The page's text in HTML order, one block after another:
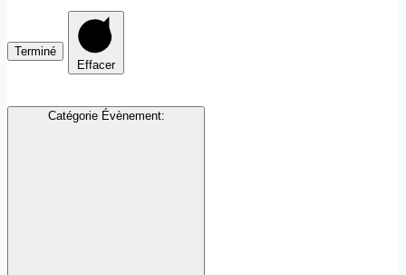
Terminé
Effacer
Catégorie Évènement: